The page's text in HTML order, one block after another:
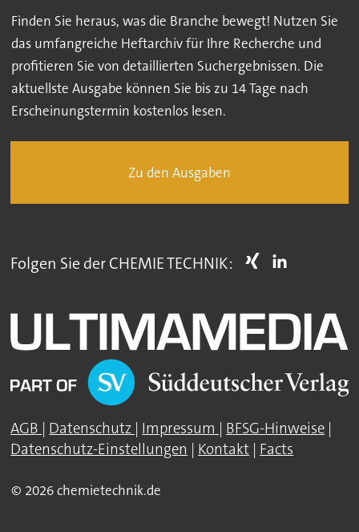
Finden Sie heraus, was die Branche bewegt! Nutzen Sie
das umfangreiche Heftarchiv für Ihre Recherche und
profitieren Sie von detaillierten Suchergebnissen. Die
aktuellste Ausgabe können Sie bis zu 14 Tage nach
Erscheinungstermin kostenlos lesen.
Zu den Ausgaben
Folgen Sie der CHEMIE TECHNIK:
AGB | Datenschutz | Impressum | BFSG-Hinweise |
Datenschutz-Einstellungen | Kontakt | Facts
© 2026 chemietechnik.de